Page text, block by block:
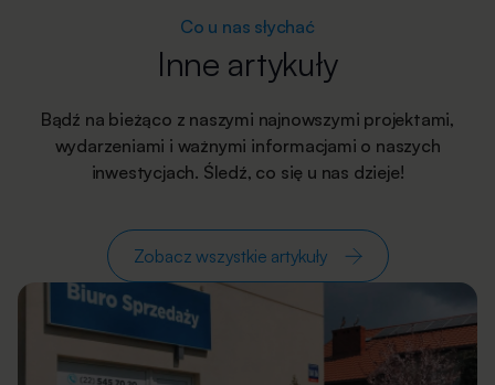
Co u nas słychać
Inne artykuły
Bądź na bieżąco z naszymi najnowszymi projektami,
wydarzeniami i ważnymi informacjami o naszych
inwestycjach. Śledź, co się u nas dzieje!
Zobacz wszystkie artykuły